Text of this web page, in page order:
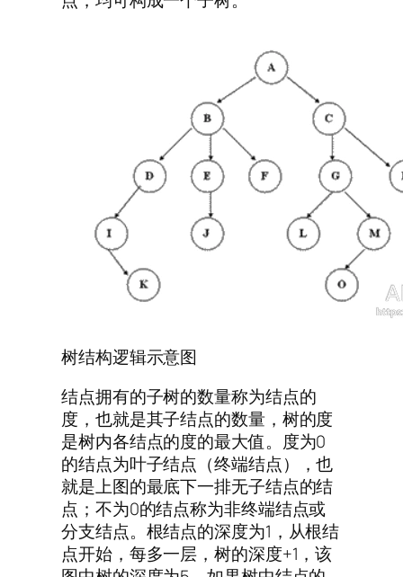
树结构逻辑示意图
结点拥有的子树的数量称为结点的
度，也就是其子结点的数量，树的度
是树内各结点的度的最大值。度为0
的结点为叶子结点（终端结点），也
就是上图的最底下一排无子结点的结
点；不为0的结点称为非终端结点或
分支结点。根结点的深度为1，从根结
点开始，每多一层，树的深度+1，该